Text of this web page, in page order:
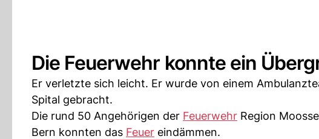
Die Feuerwehr konnte ein
Er verletzte sich leicht. Er wurde von einem
Spital gebracht.
Die rund 50 Angehörigen der Feuerwehr Region
Bern konnten das Feuer eindämmen.